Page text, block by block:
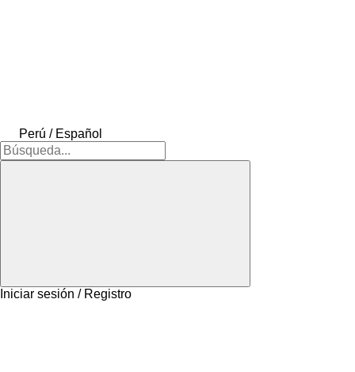
Perú / Español
Iniciar sesión / Registro